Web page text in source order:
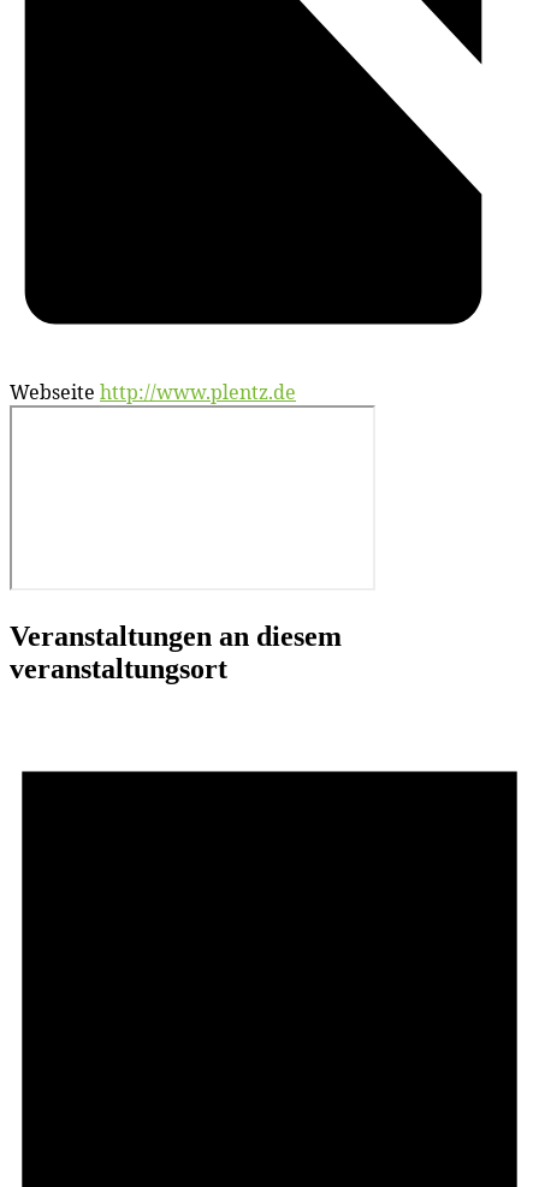
Webseite http://www.plentz.de
Veranstaltungen an diesem
veranstaltungsort